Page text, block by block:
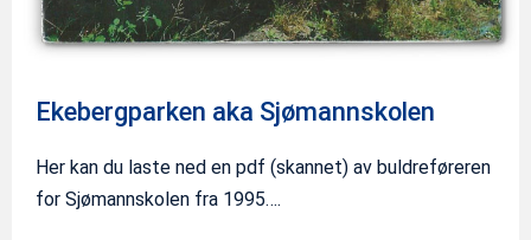
Ekebergparken aka Sjømannskolen
Her kan du laste ned en pdf (skannet) av buldreføreren
for Sjømannskolen fra 1995….